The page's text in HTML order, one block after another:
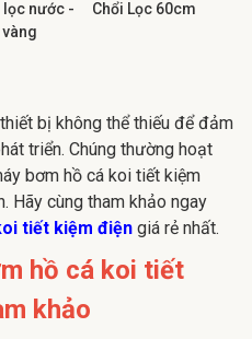
lọc nước -
Chổi Lọc 60cm
bị không thể thiếu để đảm
triển. Chúng thường hoạt
bơm hồ cá koi tiết kiệm
Hãy cùng tham khảo ngay
tiết kiệm điện giá rẻ nhất.
hồ cá koi tiết
khảo